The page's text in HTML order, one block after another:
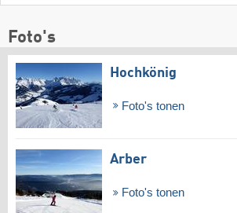
Foto's
Hochkönig
Foto's tonen
Arber
Foto's tonen